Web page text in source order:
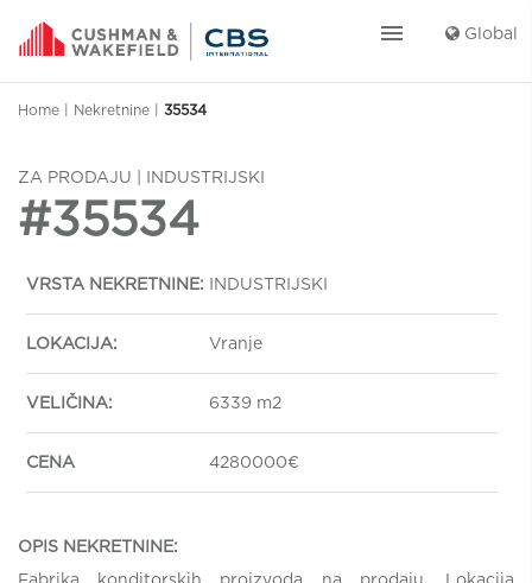
menu Global
Home Nekretnine 35534
ZA PRODAJU | INDUSTRIJSKI
#35534
VRSTA NEKRETNINE: INDUSTRIJSKI
LOKACIJA: Vranje
VELIČINA: 6339 m2
CENA 4280000€
OPIS NEKRETNINE: